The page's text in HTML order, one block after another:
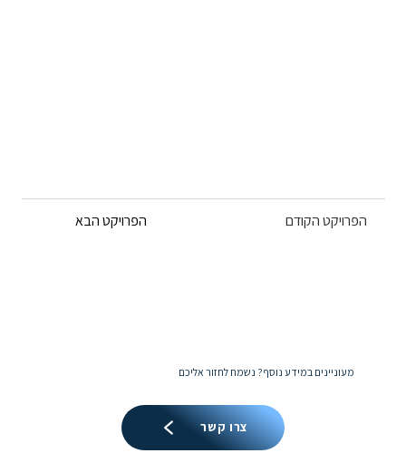
הפרויקט הבא הפרויקט הקודם
מעוניינים במידע נוסף? נשמח לחזור אליכם
צרו קשר